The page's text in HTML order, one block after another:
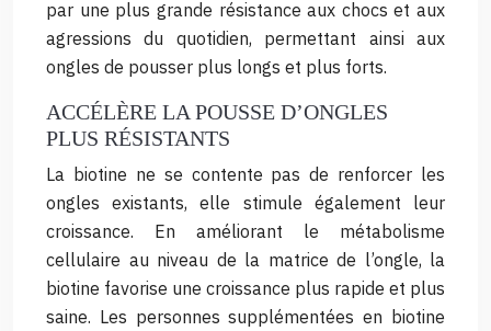
par une plus grande résistance aux chocs et aux
agressions du quotidien, permettant ainsi aux
ongles de pousser plus longs et plus forts.
ACCÉLÈRE LA POUSSE D’ONGLES
PLUS RÉSISTANTS
La biotine ne se contente pas de renforcer les
ongles existants, elle stimule également leur
croissance. En améliorant le métabolisme
cellulaire au niveau de la matrice de l’ongle, la
biotine favorise une croissance plus rapide et plus
saine. Les personnes supplémentées en biotine